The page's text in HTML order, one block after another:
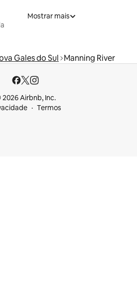
Mostrar mais
Gales do Sul Manning River
Airbnb, Inc.
Termos